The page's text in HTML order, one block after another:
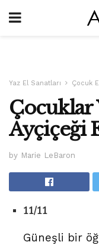
Yaz El Sanatları Çocuk
Çocuklar
Ayçiçeği
by Marie LeBaron
11/11
Güneşli bir